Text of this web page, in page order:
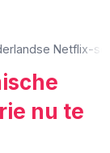
Netflix-
nu te